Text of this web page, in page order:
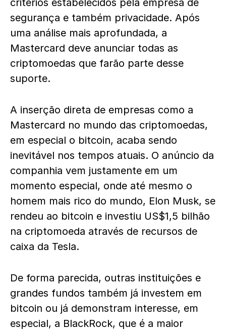
critérios estabelecidos pela empresa de
segurança e também privacidade. Após
uma análise mais aprofundada, a
Mastercard deve anunciar todas as
criptomoedas que farão parte desse
suporte.
A inserção direta de empresas como a
Mastercard no mundo das criptomoedas,
em especial o bitcoin, acaba sendo
inevitável nos tempos atuais. O anúncio da
companhia vem justamente em um
momento especial, onde até mesmo o
homem mais rico do mundo, Elon Musk, se
rendeu ao bitcoin e investiu US$1,5 bilhão
na criptomoeda através de recursos de
caixa da Tesla.
De forma parecida, outras instituições e
grandes fundos também já investem em
bitcoin ou já demonstram interesse, em
especial, a BlackRock, que é a maior